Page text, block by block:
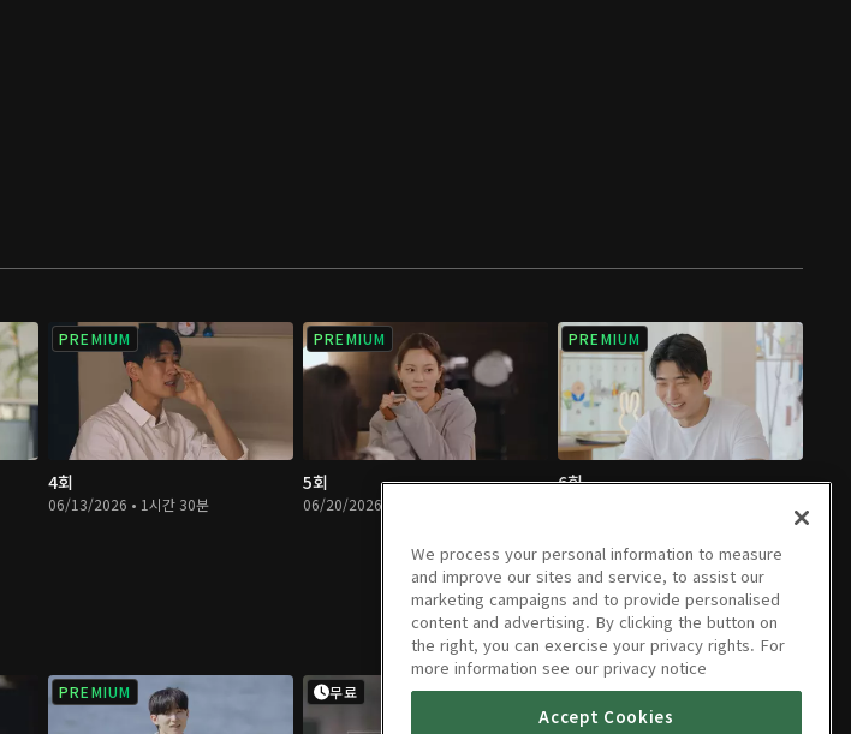
PREMIUM
4회
06/13/2026 • 1시간 30분
PREMIUM
5회
06/20/2026 • 1시간 16분
PREMIUM
6회
PREMIUM 무료
We process your personal information to measure
and improve our sites and service, to assist our
marketing campaigns and to provide personalised
content and advertising. By clicking the button on
the right, you can exercise your privacy rights. For
more information see our privacy notice
Accept Cookies